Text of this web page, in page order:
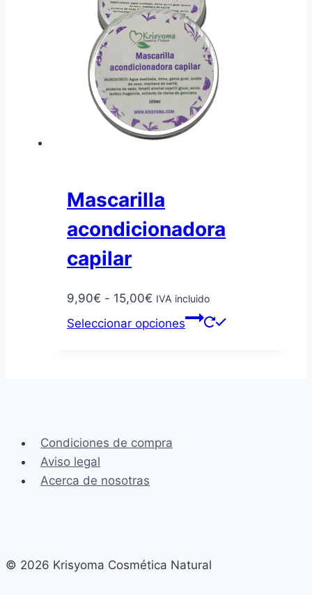
Mascarilla
acondicionadora
capilar
9,90€ - 15,00€ Rango
de
IVA incluido
Seleccionar opciones
Este
Condiciones de compra
Aviso legal
Acerca de nosotras
© 2026 Krisyoma Cosmética Natural